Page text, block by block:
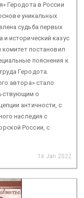
Геродота в России
уникальных
судьба первых
и исторический казус
комитет постановил
пояснения к
Геродота.
автора» стало
о
античности, с
наследия с
России, с
16 Jan 2022